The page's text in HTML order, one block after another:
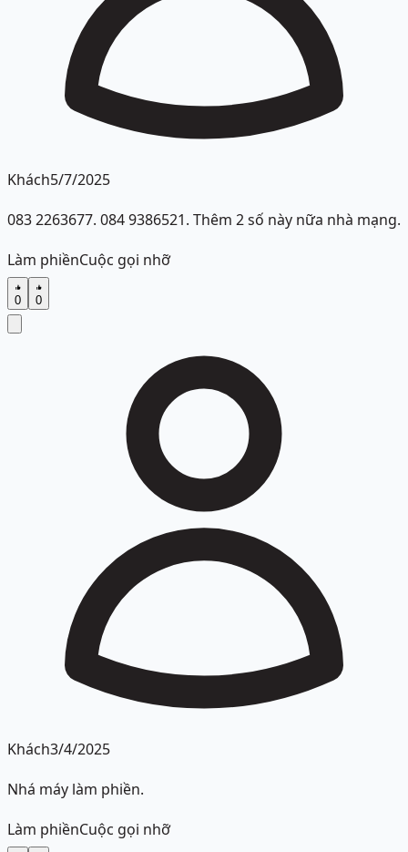
Khách5/7/2025
083 2263677. 084 9386521. Thêm 2 số này nữa nhà mạng.
Làm phiềnCuộc gọi nhỡ
0 0
Khách3/4/2025
Nhá máy làm phiền.
Làm phiềnCuộc gọi nhỡ